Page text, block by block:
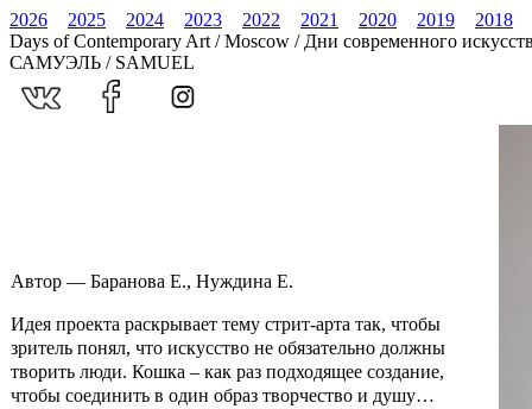
2026 2025 2024 2023 2022 2021 2020 2019
2018
Days of Contemporary Art / Moscow / Дни современного
САМУЭЛЬ / SAMUEL
Автор — Баранова Е., Нуждина Е.
Идея проекта раскрывает тему стрит-арта так, чтобы
зритель понял, что искусство не обязательно должны
творить люди. Кошка – как раз подходящее создание,
чтобы соединить в один образ творчество и душу…